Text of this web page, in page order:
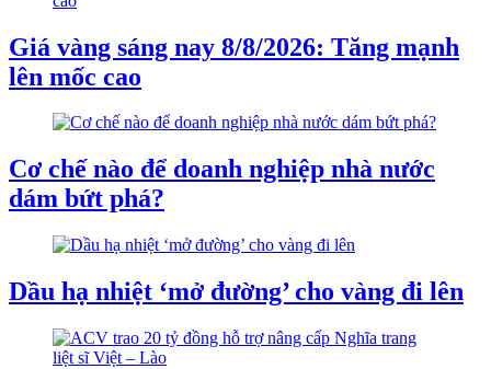
Giá vàng sáng nay 8/8/2026: Tăng mạnh
lên mốc cao
Cơ chế nào để doanh nghiệp nhà nước
dám bứt phá?
Dầu hạ nhiệt ‘mở đường’ cho vàng đi lên